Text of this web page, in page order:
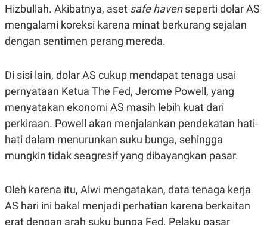
KANAL
P
A
T
D
A
T
I
E
S
O
N
T
T
I
P
S
Hizbullah. Akibatnya, aset safe havenseperti dolar AS
mengalami koreksi karena minat berkurang sejalan
dengan sentimen perang mereda.
Di sisi lain, dolar AS cukup mendapat tenaga usai
pernyataan Ketua The Fed, Jerome Powell, yang
menyatakan ekonomi AS masih lebih kuat dari
perkiraan. Powell akan menjalankan pendekatan hati-
hati dalam menurunkan suku bunga, sehingga
mungkin tidak seagresif yang dibayangkan pasar.
Oleh karena itu, Alwi mengatakan, data tenaga kerja
AS hari ini bakal menjadi perhatian karena berkaitan
erat dengan arah suku bunga Fed. Pelaku pasar